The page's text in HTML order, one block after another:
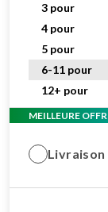
3 pour
4 pour
5 pour
6-11 pour
12+ pour
MEILLEURE